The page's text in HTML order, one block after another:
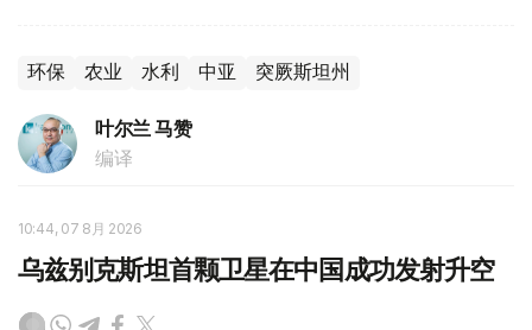
环保 农业 水利 中亚 突厥斯坦州
叶尔兰 马赞
编译
10:44, 07 8月 2026
乌兹别克斯坦首颗卫星在中国成功发射升空